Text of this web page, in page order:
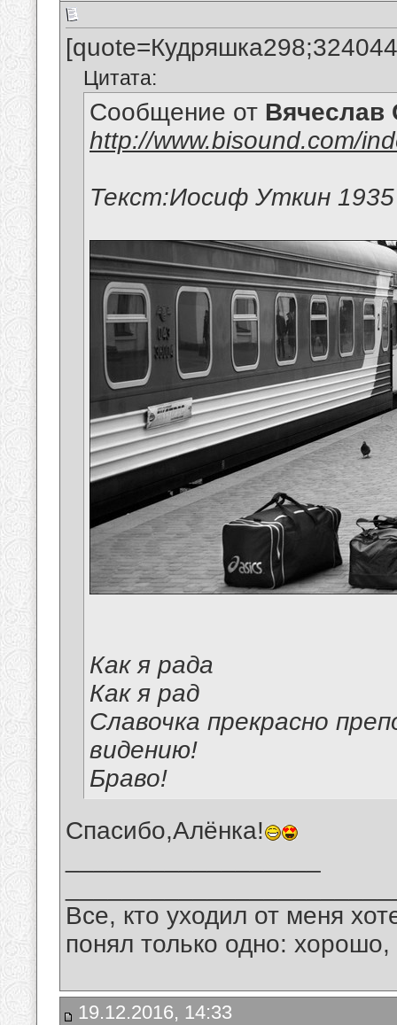
Цитата:
Сообщение от Вячеслав
http://www.bisound.com/
Текст:Иосиф Уткин 1935
Как я рада
Как я рад
Славочка прекрасно
видению!
Браво!
Спасибо,Алёнка!
Все, кто уходил от меня
понял только одно:
19.12.2016, 14:33